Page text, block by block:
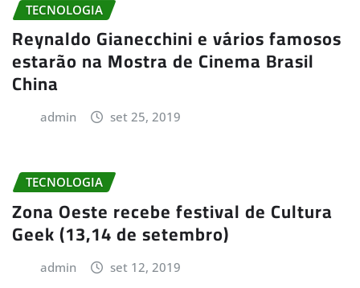
TECNOLOGIA
Reynaldo Gianecchini e vários famosos
estarão na Mostra de Cinema Brasil
China
admin set 25, 2019
TECNOLOGIA
Zona Oeste recebe festival de Cultura
Geek (13,14 de setembro)
admin set 12, 2019